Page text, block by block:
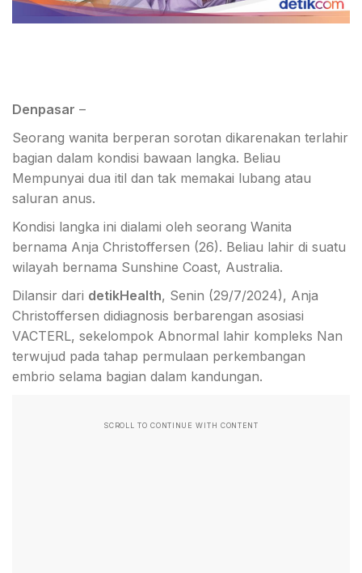
Denpasar –
Seorang wanita berperan sorotan dikarenakan terlahir
bagian dalam kondisi bawaan langka. Beliau
Mempunyai dua itil dan tak memakai lubang atau
saluran anus.
Kondisi langka ini dialami oleh seorang Wanita
bernama Anja Christoffersen (26). Beliau lahir di suatu
wilayah bernama Sunshine Coast, Australia.
Dilansir dari detikHealth, Senin (29/7/2024), Anja
Christoffersen didiagnosis berbarengan asosiasi
VACTERL, sekelompok Abnormal lahir kompleks Nan
terwujud pada tahap permulaan perkembangan
embrio selama bagian dalam kandungan.
SCROLL TO CONTINUE WITH CONTENT